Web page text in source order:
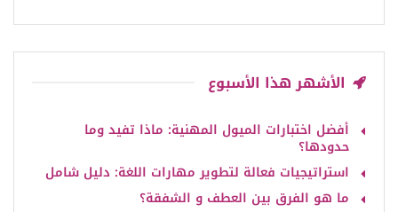
الأشهر هذا الأسبوع
أفضل اختبارات الميول المهنية: ماذا تفيد وما
حدودها؟
استراتيجيات فعالة لتطوير مهارات اللغة: دليل شامل
ما هو الفرق بين العطف و الشفقة؟